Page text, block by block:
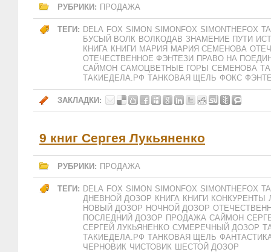
РУБРИКИ: ПРОДАЖА
ТЕГИ: DELA FOX SIMON SIMONFOX SIMONTHEFOX
БУСЫЙ ВОЛК ВОЛКОДАВ ЗНАМЕНИЕ ПУТИ
КНИГА КНИГИ МАРИЯ МАРИЯ СЕМЕНОВА
ОТЕЧЕСТВЕННОЕ ФЭНТЕЗИ ПРАВО НА
САЙМОН САМОЦВЕТНЫЕ ГОРЫ СЕМЕНОВА
ТАКИЕДЕЛА.РФ ТАНКОВАЯ ЩЕЛЬ ФОКС
ЗАКЛАДКИ:
9 книг Сергея Лукьяненко
РУБРИКИ: ПРОДАЖА
ТЕГИ: DELA FOX SIMON SIMONFOX SIMONTHEFOX
ДНЕВНОЙ ДОЗОР КНИГА КНИГИ КОНКУРЕНТЫ
НОВЫЙ ДОЗОР НОЧНОЙ ДОЗОР
ПОСЛЕДНИЙ ДОЗОР ПРОДАЖА САЙМОН
СЕРГЕЙ ЛУКЬЯНЕНКО СУМЕРЕЧНЫЙ ДОЗОР
ТАКИЕДЕЛА.РФ ТАНКОВАЯ ЩЕЛЬ
ЧЕРНОВИК ЧИСТОВИК ШЕСТОЙ ДОЗОР